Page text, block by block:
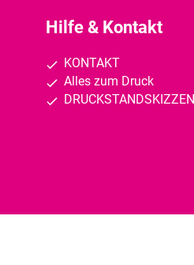
Hilfe & Kontakt
KONTAKT
Alles zum Druck
DRUCKSTANDSKIZZEN